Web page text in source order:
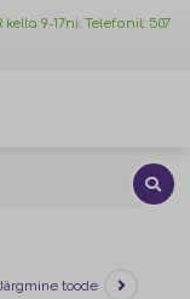
9-17ni. Telefonil: 507
toode